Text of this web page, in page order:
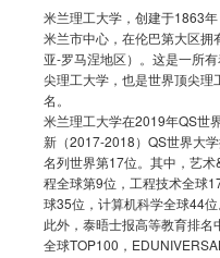
米兰理工大学，创建于1863
米兰市中心，在伦巴第大区拥
亚-罗马涅地区）。这是一所
尖理工大学，也是世界顶尖
名。
米兰理工大学在2019年QS世
新（2017-2018）QS世界大
名列世界第17位。其中，艺
程全球第9位，工程技术全球
球35位，计算机科学全球44位
此外，泰晤士报高等教育排
全球TOP100，